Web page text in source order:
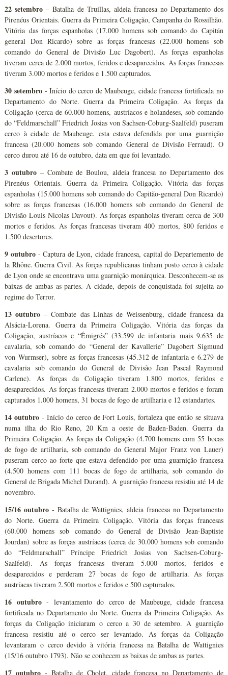
22 setembro – Batalha de Truillas, aldeia francesa no Departamento dos
Pirenéus Orientais. Guerra da Primeira Coligação, Campanha do Rossilhão.
Vitória das forças espanholas (17.000 homens sob comando do Capitán
general Don Ricardo) sobre as forças francesas (22.000 homens sob
comando do General de Divisão Luc Dagobert). As forças espanholas
tiveram cerca de 2.000 mortos, feridos e desaparecidos. As forças francesas
tiveram 3.000 mortos e feridos e 1.500 capturados.
30 setembro - Início do cerco de Maubeuge, cidade francesa fortificada no
Departamento do Norte. Guerra da Primeira Coligação. As forças da
Coligação (cerca de 60.000 homens, austríacos e holandeses, sob comando
do “Feldmarschall” Friedrich Josias von Sachsen-Coburg-Saalfeld) puseram
cerco à cidade de Maubeuge. esta estava defendida por uma guarnição
francesa (20.000 homens sob comando General de Divisão Ferraud). O
cerco durou até 16 de outubro, data em que foi levantado.
3 outubro – Combate de Boulou, aldeia francesa no Departamento dos
Pirenéus Orientais. Guerra da Primeira Coligação. Vitória das forças
espanholas (15.000 homens sob comando do Capitão-general Don Ricardo)
sobre as forças francesas (16.000 homens sob comando do General de
Divisão Louis Nicolas Davout). As forças espanholas tiveram cerca de 300
mortos e feridos. As forças francesas tiveram 400 mortos, 800 feridos e
1.500 desertores.
9 outubro - Captura de Lyon, cidade francesa, capital do Departemento de
la Rhône. Guerra Civil. As forças republicanas tinham posto cerco à cidade
de Lyon onde se encontrava uma guarnição monárquica. Desconhecem-se as
baixas de ambas as partes. A cidade, depois de conquistada foi sujeita ao
regime do Terror.
13 outubro – Combate das Linhas de Weissenburg, cidade francesa da
Alsácia-Lorena. Guerra da Primeira Coligação. Vitória das forças da
Coligação, austríacos e “Émigrés” (33.599 de infantaria mais 9.635 de
cavalaria, sob comando do “General der Kavallerie” Dagobert Sigmund
von Wurmser), sobre as forças francesas (45.312 de infantaria e 6.279 de
cavalaria sob comando do General de Divisão Jean Pascal Raymond
Carlenc). As forças da Coligação tiveram 1.800 mortos, feridos e
desaparecidos. As forças francesas tiveram 2.000 mortos e feridos e foram
capturados 1.000 homens, 31 bocas de fogo de artilharia e 12 estandartes.
14 outubro - Início do cerco de Fort Louis, fortaleza que então se situava
numa ilha do Rio Reno, 20 Km a oeste de Baden-Baden. Guerra da
Primeira Coligação. As forças da Coligação (4.700 homens com 55 bocas
de fogo de artilharia, sob comando do General Major Franz von Lauer)
puseram cerco ao forte que estava defendido por uma guarnição francesa
(4.500 homens com 111 bocas de fogo de artilharia, sob comando do
General de Brigada Michel Durand). A guarnição francesa resistiu até 14 de
novembro.
15/16 outubro - Batalha de Wattignies, aldeia francesa no Departamento
do Norte. Guerra da Primeira Coligação. Vitória das forças francesas
(60.000 homens sob comando do General de Divisão Jean-Baptiste
Jourdan) sobre as forças austríacas (cerca de 30.000 homens sob comando
do “Feldmarschall” Príncipe Friedrich Josias von Sachsen-Coburg-
Saalfeld). As forças francesas tiveram 5.000 mortos, feridos e
desaparecidos e perderam 27 bocas de fogo de artilharia. As forças
austríacas tiveram 2.500 mortos e feridos e 500 capturados.
16 outubro- levantamento do cerco de Maubeuge, cidade francesa
fortificada no Departamento do Norte. Guerra da Primeira Coligação. As
forças da Coligação iniciaram o cerco a 30 de setembro. A guarnição
francesa resistiu até o cerco ser levantado. As forças da Coligação
levantaram o cerco devido à vitória francesa na Batalha de Wattignies
(15/16 outubro 1793). Não se conhecem as baixas de ambas as partes.
17 outubro - Batalha de Cholet, cidade francesa no Departamento de